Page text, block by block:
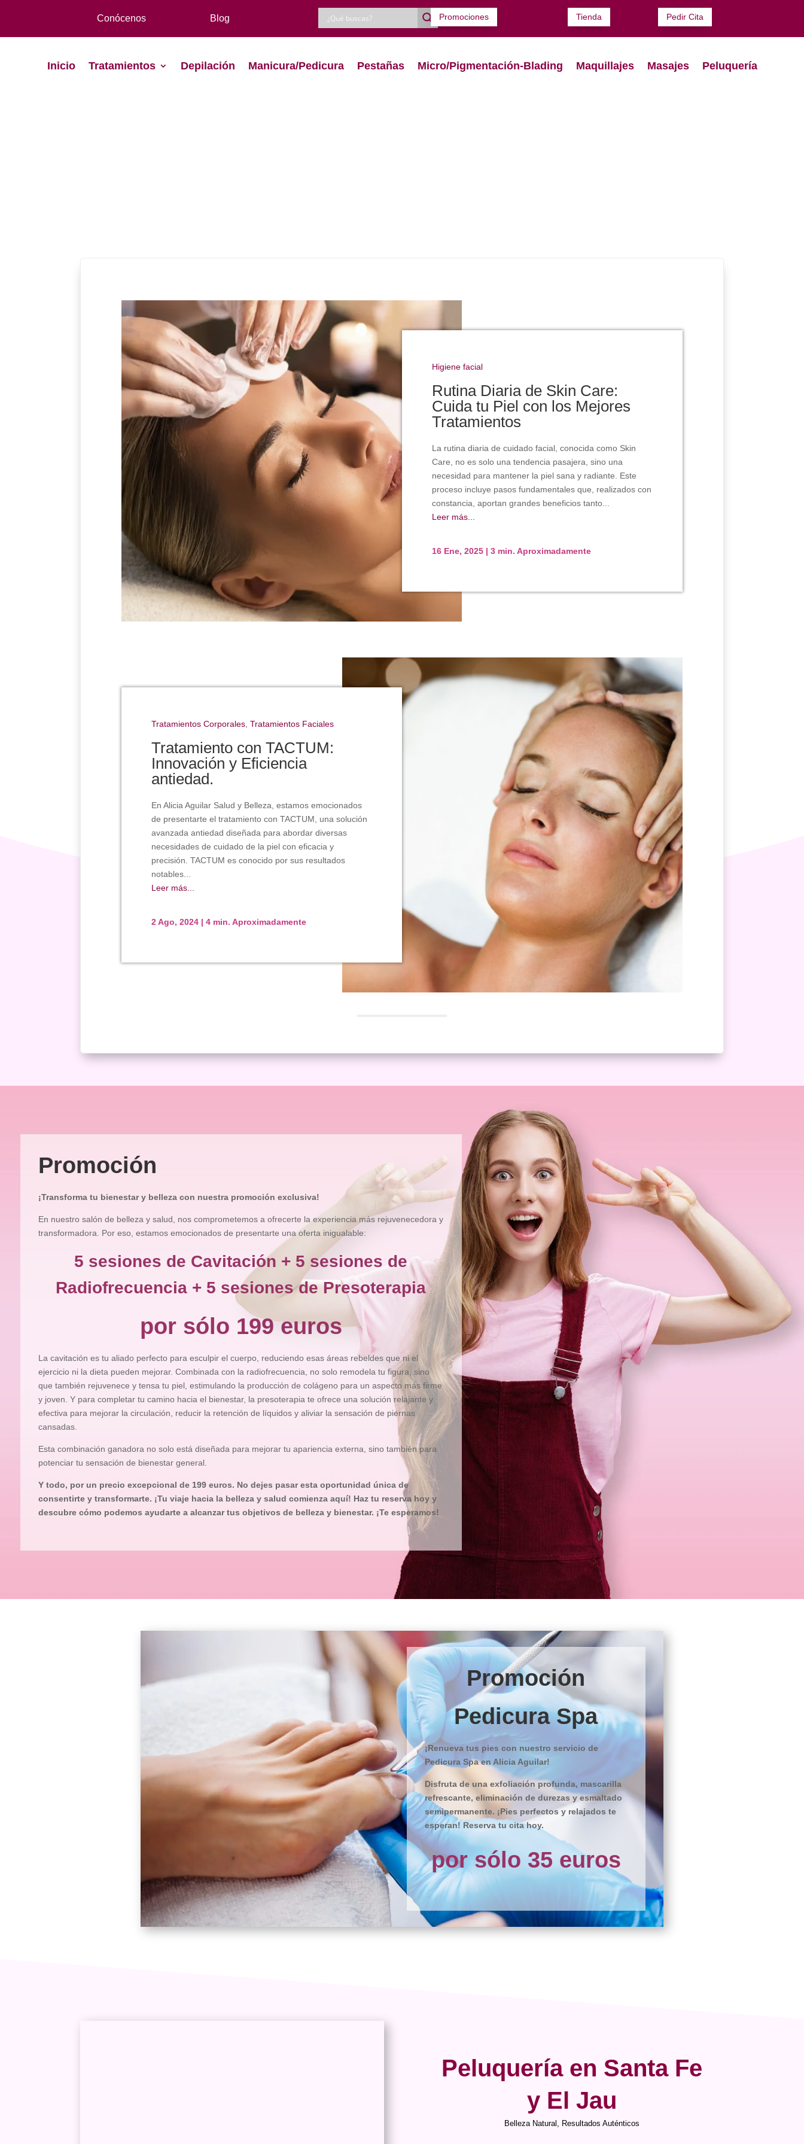
Conócenos Blog Promociones Tienda Pedir Cita
Inicio Tratamientos Depilación Manicura/Pedicura Pestañas Micro/Pigmentación-Blading Maquillajes Masajes Peluquería
Higiene facial
Rutina Diaria de Skin Care:
Cuida tu Piel con los Mejores
Tratamientos
La rutina diaria de cuidado facial, conocida como Skin
Care, no es solo una tendencia pasajera, sino una
necesidad para mantener la piel sana y radiante. Este
proceso incluye pasos fundamentales que, realizados con
constancia, aportan grandes beneficios tanto...
Leer más...
16 Ene, 2025 | 3 min. Aproximadamente
Tratamientos Corporales, Tratamientos Faciales
Tratamiento con TACTUM:
Innovación y Eficiencia
antiedad.
En Alicia Aguilar Salud y Belleza, estamos emocionados
de presentarte el tratamiento con TACTUM, una solución
avanzada antiedad diseñada para abordar diversas
necesidades de cuidado de la piel con eficacia y
precisión. TACTUM es conocido por sus resultados
notables...
Leer más...
2 Ago, 2024| 4 min. Aproximadamente
Promoción
¡Transforma tu bienestar y belleza con nuestra promoción exclusiva!
En nuestro salón de belleza y salud, nos comprometemos a ofrecerte la experiencia más rejuvenecedora y
transformadora. Por eso, estamos emocionados de presentarte una oferta inigualable:
5 sesiones de Cavitación + 5 sesiones de
Radiofrecuencia + 5 sesiones de Presoterapia
por sólo 199 euros
La cavitación es tu aliado perfecto para esculpir el cuerpo, reduciendo esas áreas rebeldes que ni el
ejercicio ni la dieta pueden mejorar. Combinada con la radiofrecuencia, no solo remodela tu figura, sino
que también rejuvenece y tensa tu piel, estimulando la producción de colágeno para un aspecto más firme
y joven. Y para completar tu camino hacia el bienestar, la presoterapia te ofrece una solución relajante y
efectiva para mejorar la circulación, reducir la retención de líquidos y aliviar la sensación de piernas
cansadas.
Esta combinación ganadora no solo está diseñada para mejorar tu apariencia externa, sino también para
potenciar tu sensación de bienestar general.
Y todo, por un precio excepcional de 199 euros. No dejes pasar esta oportunidad única de
consentirte y transformarte. ¡Tu viaje hacia la belleza y salud comienza aquí! Haz tu reserva hoy y
descubre cómo podemos ayudarte a alcanzar tus objetivos de belleza y bienestar. ¡Te esperamos!
Promoción
Pedicura Spa
¡Renueva tus pies con nuestro servicio de
Pedicura Spa en Alicia Aguilar!
Disfruta de una exfoliación profunda, mascarilla
refrescante, eliminación de durezas y esmaltado
semipermanente. ¡Pies perfectos y relajados te
esperan! Reserva tu cita hoy.
por sólo 35 euros
Peluquería en Santa Fe
y El Jau
Belleza Natural, Resultados Auténticos